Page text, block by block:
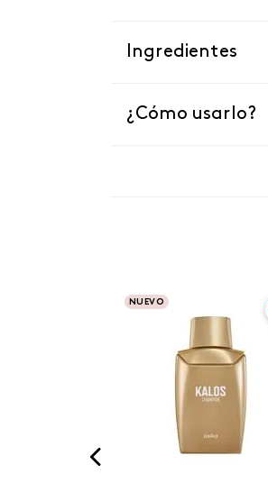
Ingredientes
¿Cómo usarlo?
NUEVO